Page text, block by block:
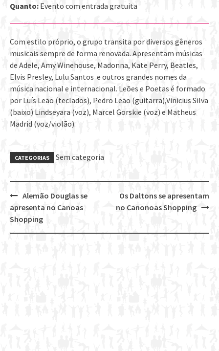
Quanto: Evento com entrada gratuita
Com estilo próprio, o grupo transita por diversos gêneros
musicais sempre de forma renovada. Apresentam músicas
de Adele, Amy Winehouse, Madonna, Kate Perry, Beatles,
Elvis Presley, Lulu Santos e outros grandes nomes da
música nacional e internacional. Leões e Poetas é formado
por Luís Leão (teclados), Pedro Leão (guitarra),Vinicius Silva
(baixo) Lindseyara (voz), Marcel Gorskie (voz) e Matheus
Madrid (voz/violão).
CATEGORIAS Sem categoria
Post
navigation
Os Daltons se apresentam
no Canonoas Shopping
Alemão Douglas se
apresenta no Canoas
Shopping